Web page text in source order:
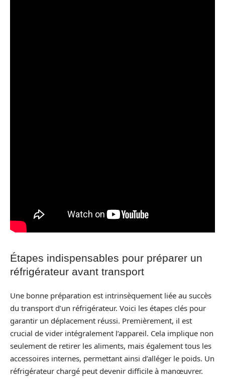
Étapes indispensables pour préparer un
réfrigérateur avant transport
Une bonne préparation est intrinsèquement liée au succès
du transport d’un réfrigérateur. Voici les étapes clés pour
garantir un déplacement réussi. Premièrement, il est
crucial de vider intégralement l’appareil. Cela implique non
seulement de retirer les aliments, mais également tous les
accessoires internes, permettant ainsi d’alléger le poids. Un
réfrigérateur chargé peut devenir difficile à manœuvrer.